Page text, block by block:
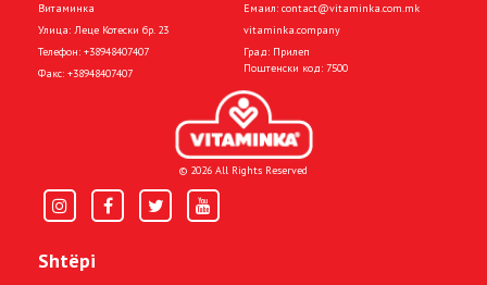
Витаминка
Улица: Леце Котески бр. 23
Телефон: +38948407407
Факс: +38948407407
Емаил: contact@vitaminka.com.mk
vitaminka.company
Град: Прилеп
Поштенски код: 7500
© 2026 All Rights Reserved
Shtëpi